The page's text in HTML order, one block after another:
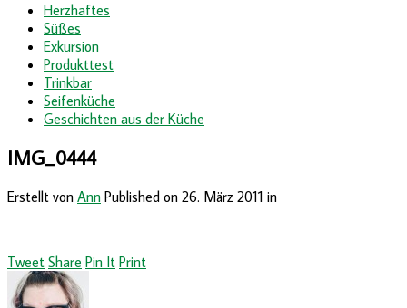
Herzhaftes
Süßes
Exkursion
Produkttest
Trinkbar
Seifenküche
Geschichten aus der Küche
IMG_0444
Erstellt von Ann Published on 26. März 2011 in
Tweet Share Pin It Print